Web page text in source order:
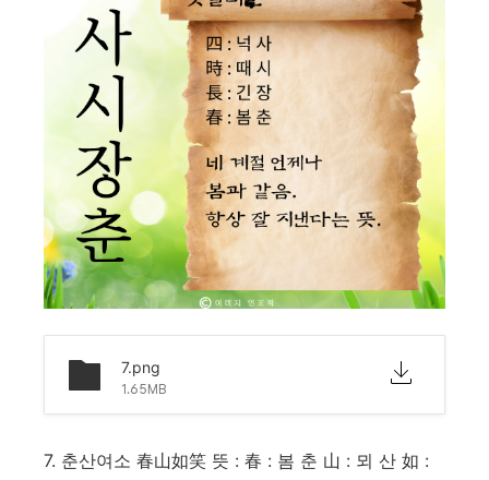
7.png
1.65MB
7. 춘산여소 春山如笑 뜻 : 春 : 봄 춘 山 : 뫼 산 如 :